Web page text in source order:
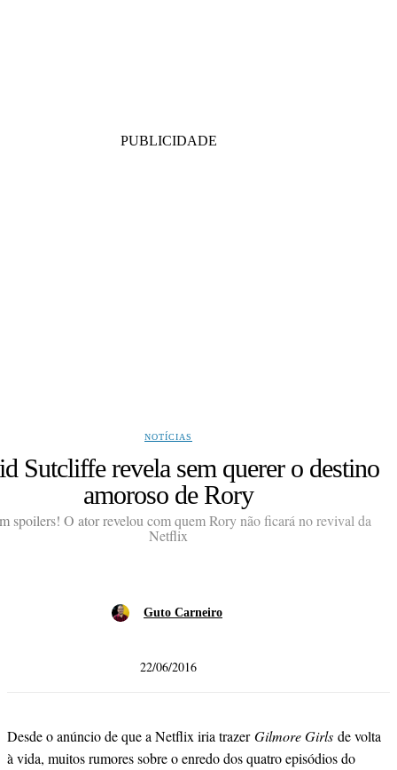
PUBLICIDADE
NOTÍCIAS
Sutcliffe revela sem querer o destino
amoroso de Rory
spoilers! O ator revelou com quem Rory não ficará no revival da
Netflix
Guto Carneiro
22/06/2016
Desde o anúncio de que a Netflix iria trazerGilmore Girls de volta
à vida, muitos rumores sobre o enredo dos quatro episódios do